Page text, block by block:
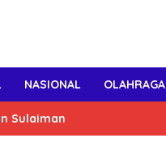
NASIONAL OLAHRAGA
Sulaiman